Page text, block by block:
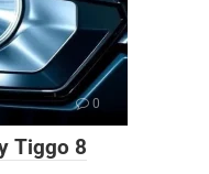
0
Tiggo 8